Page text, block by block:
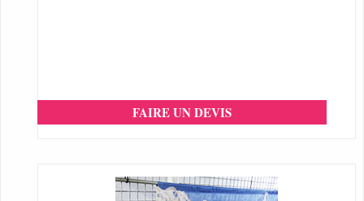
FAIRE UN DEVIS